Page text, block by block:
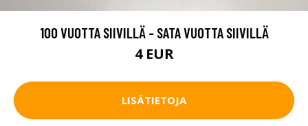
100 VUOTTA SIIVILLÄ - SATA VUOTTA SIIVILLÄ
4 EUR
LISÄTIETOJA